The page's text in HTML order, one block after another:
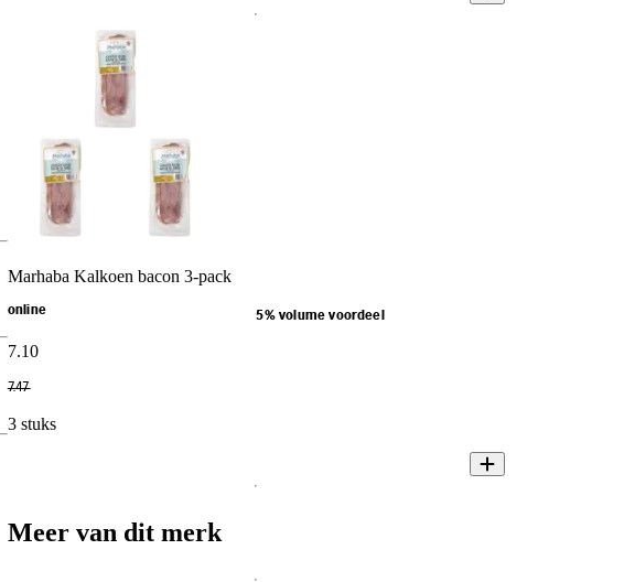
Marhaba Kalkoen bacon 3-pack
online 5% volume voordeel
7.10
7.47
3 stuks
Meer van dit merk